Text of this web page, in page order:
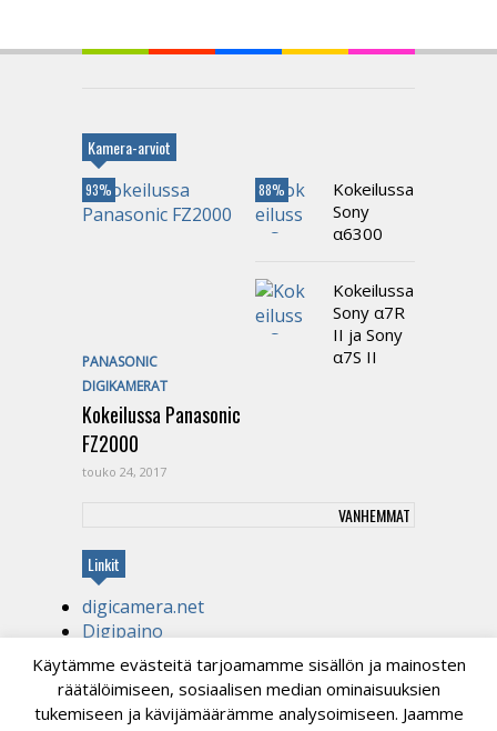
Kamera-arviot
93%
PANASONIC
DIGIKAMERAT
Kokeilussa Panasonic
FZ2000
touko 24, 2017
88%
Kokeilussa
Sony
α6300
Kokeilussa
Sony α7R
II ja Sony
α7S II
VANHEMMAT
Linkit
digicamera.net
Digipaino
Kirjapaino
tekniikanihmelapsi.com
Videotuotantoa
Käytämme evästeitä tarjoamamme sisällön ja mainosten
räätälöimiseen, sosiaalisen median ominaisuuksien
tukemiseen ja kävijämäärämme analysoimiseen. Jaamme